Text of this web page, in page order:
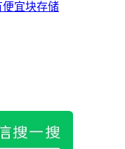
便宜块存储